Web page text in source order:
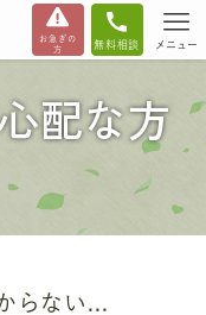
お急ぎの
方
無料相談 メニュー
配な方
らない...